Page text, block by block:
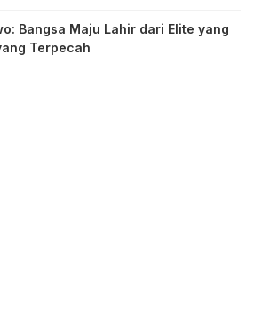
Bangsa Maju Lahir dari Elite yang
Terpecah